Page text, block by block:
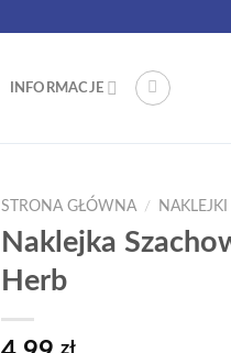
INFORMACJE
STRONA GŁÓWNA / NAKLEJKI
Naklejka
Herb
zł